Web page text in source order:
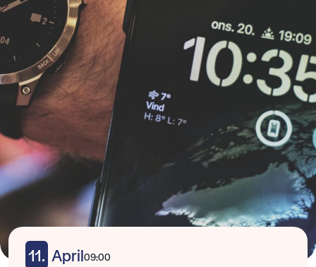
11. April09:00